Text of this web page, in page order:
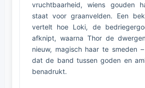
vruchtbaarheid, wiens gouden
staat voor graanvelden. Een
vertelt hoe Loki, de
afknipt, waarna Thor de
nieuw, magisch haar te smeden
dat de band tussen goden en
benadrukt.